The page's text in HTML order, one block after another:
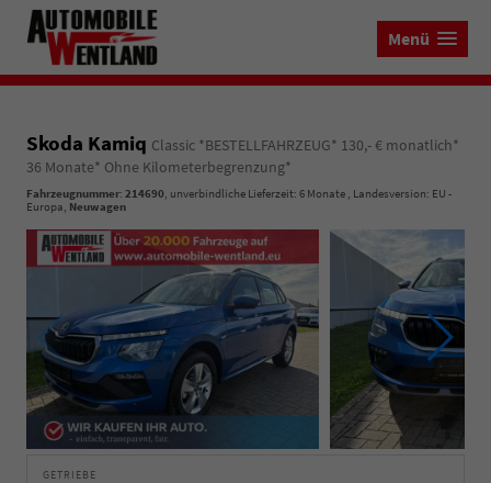
Menü
Skoda Kamiq Classic *BESTELLFAHRZEUG* 130,- € monatlich*
36 Monate* Ohne Kilometerbegrenzung*
Fahrzeugnummer: 214690, unverbindliche Lieferzeit: 6 Monate , Landesversion: EU -
Europa, Neuwagen
GETRIEBE